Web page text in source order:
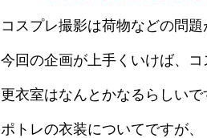
コスプレ撮影は荷物などの問
今回の企画が上手くいけば、コ
更衣室はなんとかなるらしい
ポトレの衣装についてですが、